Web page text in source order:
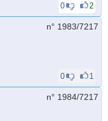
0 2
n° 1983/7217
0 1
n° 1984/7217